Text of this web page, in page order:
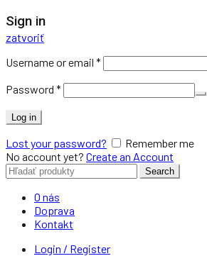
Sign in
zatvoriť
Username or email *
Password *
Log in
Lost your password?
Remember me
No account yet? Create an Account
Search
for:
Search
O nás
Doprava
Kontakt
Login / Register